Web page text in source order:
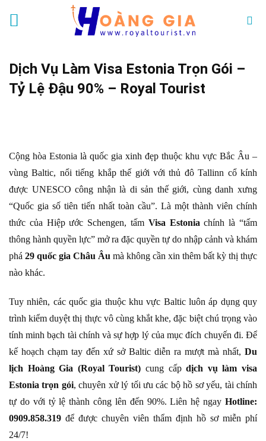
Dịch Vụ Làm Visa Estonia Trọn Gói –
Tỷ Lệ Đậu 90% – Royal Tourist
Cộng hòa Estonia là quốc gia xinh đẹp thuộc khu vực Bắc Âu –
vùng Baltic, nổi tiếng khắp thế giới với thủ đô Tallinn cổ kính
được UNESCO công nhận là di sản thế giới, cùng danh xưng
“Quốc gia số tiên tiến nhất toàn cầu”. Là một thành viên chính
thức của Hiệp ước Schengen, tấm Visa Estonia chính là “tấm
thông hành quyền lực” mở ra đặc quyền tự do nhập cảnh và khám
phá 29 quốc gia Châu Âu mà không cần xin thêm bất kỳ thị thực
nào khác.
Tuy nhiên, các quốc gia thuộc khu vực Baltic luôn áp dụng quy
trình kiểm duyệt thị thực vô cùng khắt khe, đặc biệt chú trọng vào
tính minh bạch tài chính và sự hợp lý của mục đích chuyến đi. Để
kế hoạch chạm tay đến xứ sở Baltic diễn ra mượt mà nhất, Du
lịch Hoàng Gia (Royal Tourist) cung cấpdịch vụ làm visa
Estonia trọn gói, chuyên xử lý tối ưu các bộ hồ sơ yếu, tài chính
tự do với tỷ lệ thành công lên đến 90%. Liên hệ ngay Hotline:
0909.858.319 để được chuyên viên thẩm định hồ sơ miễn phí
24/7!